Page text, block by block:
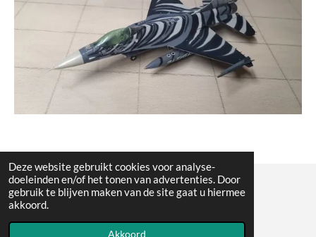
Deze website gebruikt cookies voor analyse-
doeleinden en/of het tonen van advertenties. Door
gebruik te blijven maken van de site gaat u hiermee
akkoord.
Akkoord
© All the pictures on this website are copywright protected